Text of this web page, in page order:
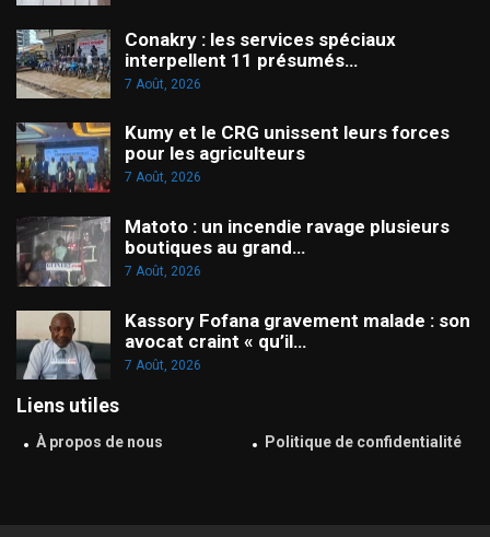
Conakry : les services spéciaux
interpellent 11 présumés…
7 Août, 2026
Kumy et le CRG unissent leurs forces
pour les agriculteurs
7 Août, 2026
Matoto : un incendie ravage plusieurs
boutiques au grand…
7 Août, 2026
Kassory Fofana gravement malade : son
avocat craint « qu’il…
7 Août, 2026
Liens utiles
À propos de nous Politique de confidentialité